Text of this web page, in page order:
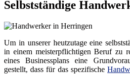
Selbstständige
Um in unserer heutzutage eine
in einem meisterpflichtigen Beruf zu
eines Businessplans eine
gestellt, dass für das spezifische